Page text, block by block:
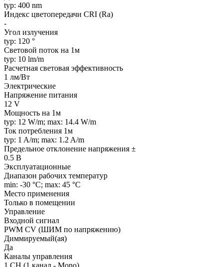
typ: 400 nm
Индекс цветопередачи CRI (Ra)
-
Угол излучения
typ: 120 °
Световой поток на 1м
typ: 10 lm/m
Расчетная световая эффективность
1 лм/Вт
Электрические
Напряжение питания
12 V
Мощность на 1м
typ: 12 W/m; max: 14.4 W/m
Ток потребления 1м
typ: 1 A/m; max: 1.2 A/m
Предельное отклонение напряжения ±
0.5 В
Эксплуатационные
Диапазон рабочих температур
min: -30 °C; max: 45 °C
Место применения
Только в помещении
Управление
Входной сигнал
PWM СV (ШИМ по напряжению)
Диммируемый(ая)
Да
Каналы управления
1 CH (1 канал - Mono)